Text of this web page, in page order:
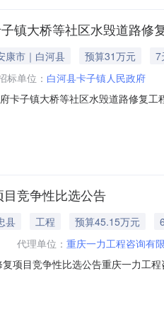
镇大桥等社区水毁道路修
康市｜白河县 预算31万元
7
标单位： 白河县卡子镇人民政府
卡子镇大桥等社区水毁道路修复
额：310,000.00元采购需求：合
竞争性比选公告
县 工程 预算45.15万元
代理单位： 重庆一力工程咨询有
项目竞争性比选公告重庆一力工
程施工需求描述2026年金声乡道
他补遗资